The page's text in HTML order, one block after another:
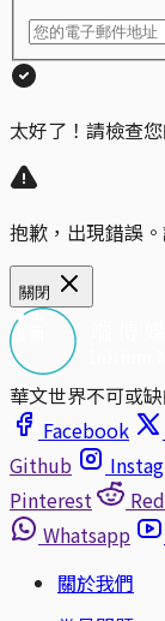
太好了！請檢查
抱歉，出現錯誤
關閉
華文世界不可或
Facebook
Github
Pinterest
Whatsapp
關於我們